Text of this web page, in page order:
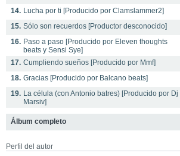
14. Lucha por ti [Producido por Clamslammer2]
15. Sólo son recuerdos [Productor desconocido]
16. Paso a paso [Producido por Eleven thoughts
beats y Sensi Sye]
17. Cumpliendo sueños [Producido por Mmf]
18. Gracias [Producido por Balcano beats]
19. La célula (con Antonio batres) [Producido por Dj
Marsiv]
Álbum completo
Perfil del autor